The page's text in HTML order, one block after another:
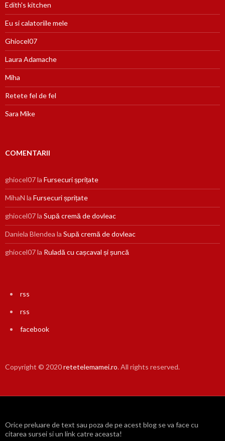
Edith's kitchen
Eu si calatoriile mele
Ghiocel07
Laura Adamache
Miha
Retete fel de fel
Sara Mike
COMENTARII
ghiocel07la Fursecuri șprițate
MihaN la Fursecuri șprițate
ghiocel07la Supă cremă de dovleac
Daniela Blendea la Supă cremă de dovleac
ghiocel07la Ruladă cu cașcaval și șuncă
rss
rss
facebook
Copyright © 2020retetelemamei.ro. All rights reserved.
Orice preluare de text sau poza de pe acest blog se va face cu
citarea sursei si un link catre aceasta!